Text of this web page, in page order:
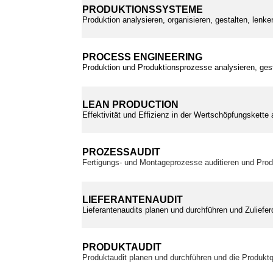
PRODUKTIONSSYSTEME
Produktion analysieren, organisieren, gestalten,
PROCESS ENGINEERING
Produktion und Produktionsprozesse analysieren,
LEAN PRODUCTION
Effektivität und Effizienz in der Wertschöpfungskette
PROZESSAUDIT
Fertigungs- und Montageprozesse auditieren und
LIEFERANTENAUDIT
Lieferantenaudits planen und durchführen und
PRODUKTAUDIT
Produktaudit planen und durchführen und die